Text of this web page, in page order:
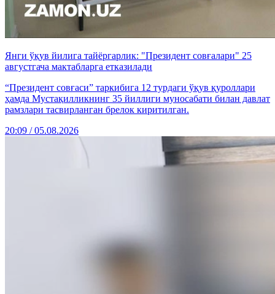
Янги ўқув йилига тайёргарлик: "Президент совғалари" 25
августгача мактабларга етказилади
“Президент совғаси” таркибига 12 турдаги ўқув қуроллари
ҳамда Мустақилликнинг 35 йиллиги муносабати билан давлат
рамзлари тасвирланган брелок киритилган.
20:09 / 05.08.2026